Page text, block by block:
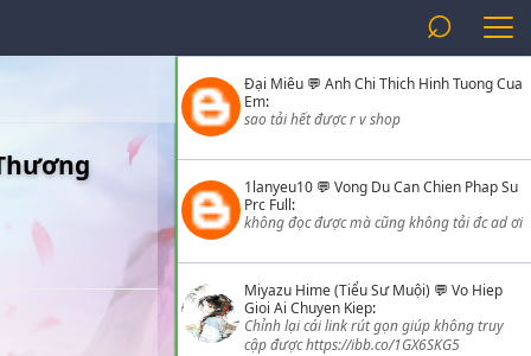
⌕
Đại Miêu 💬 Anh Chi Thich Hinh Tuong Cua
Em:
sao tải hết được r v shop
1lanyeu10 💬 Vong Du Can Chien Phap Su
Prc Full:
không đọc được mà cũng không tải đc ad ơi
Miyazu Hime (Tiểu Sư Muội) 💬 Vo Hiep
Gioi Ai Chuyen Kiep:
Chỉnh lại cái link rút gọn giúp không truy
cập được https://ibb.co/1GX6SKG5